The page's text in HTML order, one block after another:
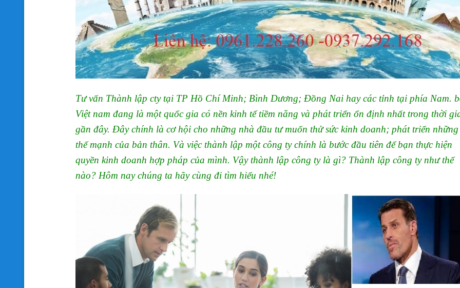
Tư vấn Thành lập cty tại TP Hồ Chí Minh; Bình Dương; Đồng Nai hay các tỉnh tại phía Nam.
Việt nam đang là một quốc gia có nền kinh tế tiềm năng và phát triển ổn định nhất trong thời
gần đây. Đây chính là cơ hội cho những nhà đầu tư muốn thử sức kinh doanh; phát triển những
thế mạnh của bản thân. Và việc thành lập một công ty chính là bước đầu tiên để bạn thực hiện
quyền kinh doanh hợp pháp của mình. Vậy thành lập công ty là gì? Thành lập công ty như thế
nào? Hôm nay chúng ta hãy cùng đi tìm hiểu nhé!